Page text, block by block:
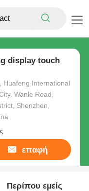
display touch
Huafeng International
Wanle Road,
Shenzhen,
επαφή
Περίπου εμείς